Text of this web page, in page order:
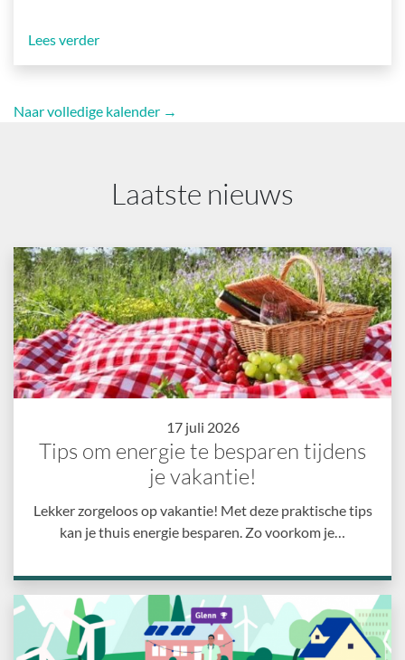
Lees verder
Naar volledige kalender →
Laatste nieuws
17 juli 2026
Tips om energie te besparen tijdens
je vakantie!
Lekker zorgeloos op vakantie! Met deze praktische tips
kan je thuis energie besparen. Zo voorkom je…